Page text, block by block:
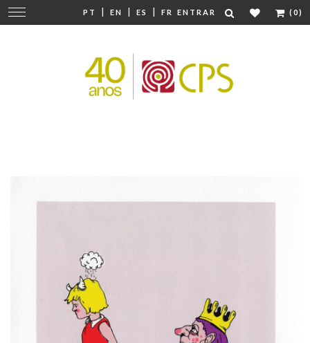
PT | EN | ES | FR ENTRAR (0)
Mudar
navegação